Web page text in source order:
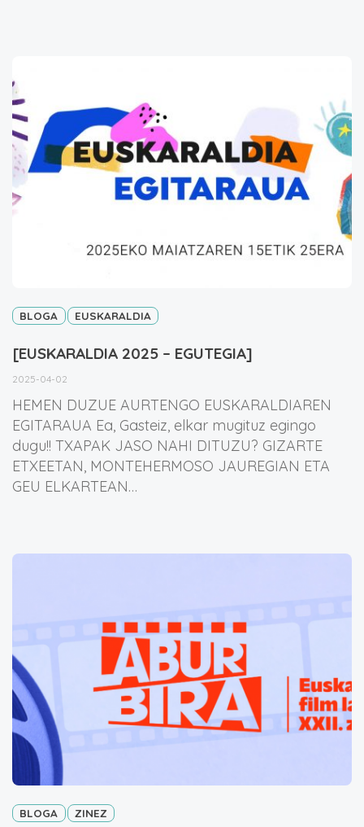
BLOGA EUSKARALDIA
[EUSKARALDIA 2025 – EGUTEGIA]
2025-04-02
HEMEN DUZUE AURTENGO EUSKARALDIAREN
EGITARAUA Ea, Gasteiz, elkar mugituz egingo
dugu!! TXAPAK JASO NAHI DITUZU? GIZARTE
ETXEETAN, MONTEHERMOSO JAUREGIAN ETA
GEU ELKARTEAN…
BLOGA ZINEZ